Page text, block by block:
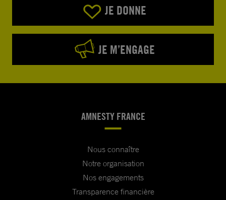
JE DONNE
JE M’ENGAGE
AMNESTY FRANCE
Nous connaître
Notre organisation
Nos engagements
Transparence financière